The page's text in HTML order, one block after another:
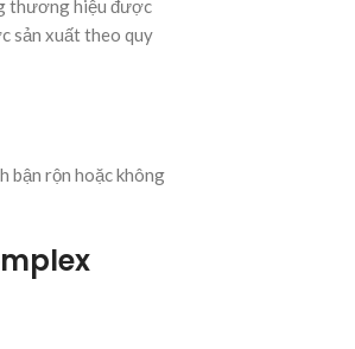
thương hiệu được
sản xuất theo quy
bận rộn hoặc không